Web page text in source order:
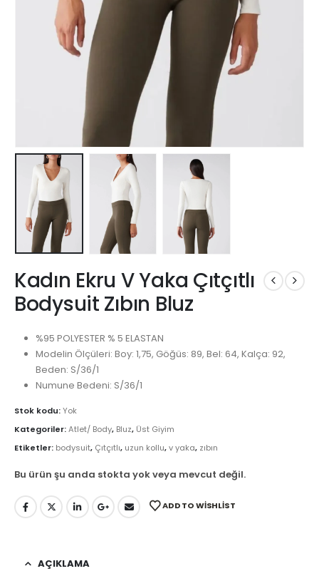
Kadın Ekru V Yaka Çıtçıtlı
Bodysuit Zıbın Bluz
%95 POLYESTER % 5 ELASTAN
Modelin Ölçüleri: Boy: 1,75, Göğüs: 89, Bel: 64, Kalça: 92,
Beden: S/36/1
Numune Bedeni: S/36/1
Stok kodu:Yok
Kategoriler:Atlet/ Body, Bluz, Üst Giyim
Etiketler: bodysuit, Çıtçıtlı, uzun kollu,v yaka, zıbın
Bu ürün şu anda stokta yok veya mevcut değil.
ADD TO WISHLIST
AÇIKLAMA